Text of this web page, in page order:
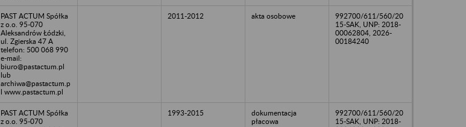
PAST ACTUM Spółka
z o.o. 95-070
Aleksandrów Łódzki,
ul. Zgierska 47 A
telefon: 500 068 990
e-mail:
biuro@pastactum.pl
lub
archiwa@pastactum.p
l www.pastactum.pl
2011-2012 akta osobowe
992700/611/560/20
15-SAK, UNP: 2018-
00062804, 2026-
00184240
PAST ACTUM Spółka
z o.o. 95-070
1993-2015
dokumentacja
płacowa
992700/611/560/20
15-SAK, UNP: 2018-